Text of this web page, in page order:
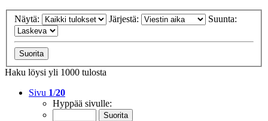
Näytä: Järjestä: Suunta:
Haku löysi yli 1000 tulosta
Sivu 1/20
Hyppää sivulle: